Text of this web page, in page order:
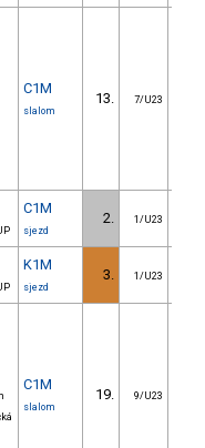
C1M
slalom
13. 7/U23
C1M
sjezd
2. 1/U23
K1M
sjezd
3. 1/U23
C1M
slalom
19. 9/U23